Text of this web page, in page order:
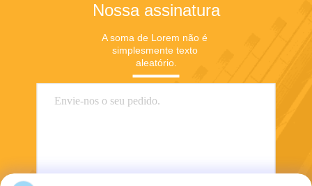
Nossa assinatura
A soma de Lorem não é
simplesmente texto
aleatório.